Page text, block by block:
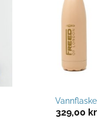
Vannflaske
329,00 kr